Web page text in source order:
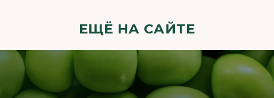
ЕЩЁ НА САЙТЕ